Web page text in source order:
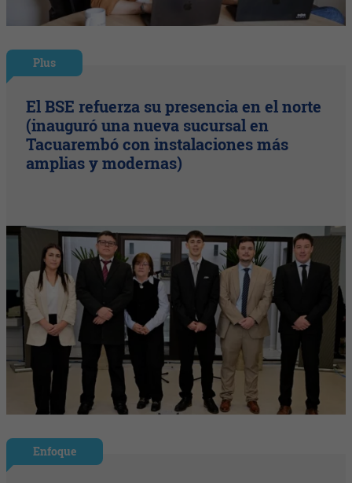
Plus
El BSE refuerza su presencia en el norte
(inauguró una nueva sucursal en
Tacuarembó con instalaciones más
amplias y modernas)
Enfoque